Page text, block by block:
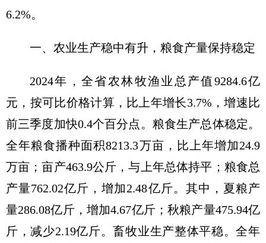
6.2%。
一、农业生产稳中有升，粮食产量保持稳定
2024年，全省农林牧渔业总产值9284.6亿
元，按可比价格计算，比上年增长3.7%，增速比
前三季度加快0.4个百分点。粮食生产总体稳定。
全年粮食播种面积8213.3万亩，比上年增加24.9
万亩；亩产463.9公斤，与上年总体持平；粮食总
产量762.02亿斤，增加2.48亿斤。其中，夏粮产
量286.08亿斤，增加4.67亿斤；秋粮产量475.94亿
斤，减少2.19亿斤。畜牧业生产整体平稳。全年